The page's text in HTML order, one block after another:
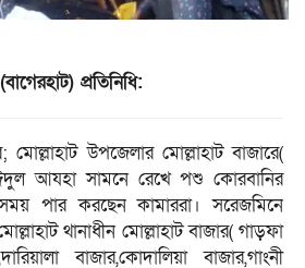
প্রতিনিধি:
উপজেলার মোল্লাহাট বাজারে(
আযহা সামনে রেখে পশু কোরবানির
পার করছেন কামাররা। সরেজমিনে
থানাধীন মোল্লাহাট বাজার( গাড়ফা
বাজার,কোদালিয়া বাজার,গাংনী